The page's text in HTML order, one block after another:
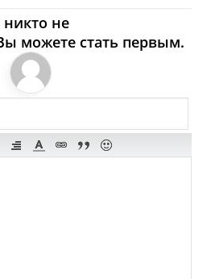
купить?
Шоппинг
Булочные
Торговые Центры
не
можете стать первым.